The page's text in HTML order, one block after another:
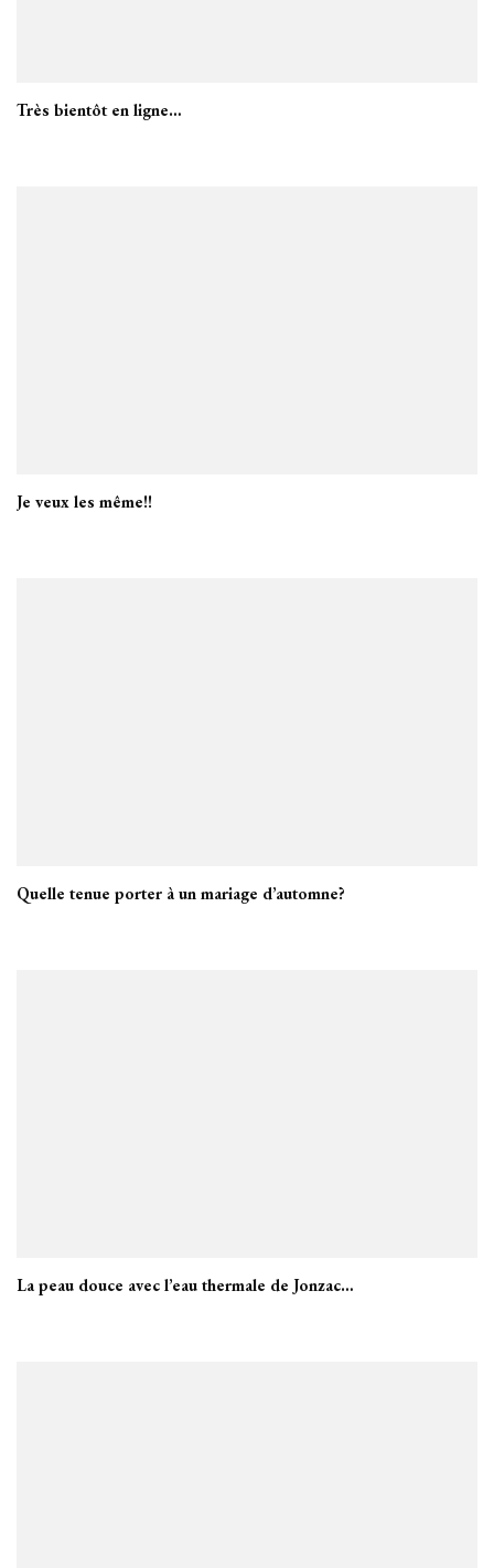
Très bientôt en ligne…
Je veux les même!!
Quelle tenue porter à un mariage d’automne?
La peau douce avec l’eau thermale de Jonzac…